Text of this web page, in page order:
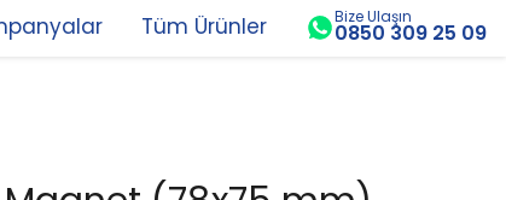
Tüm Ürünler Bize Ulaşın
0850 309 25 09